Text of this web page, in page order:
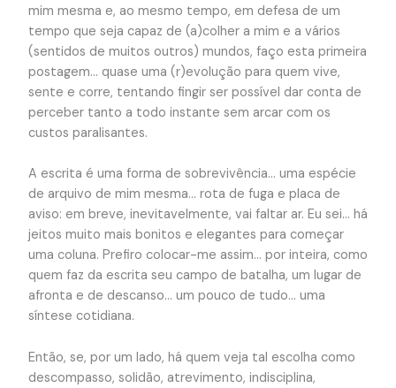
mim mesma e, ao mesmo tempo, em defesa de um
tempo que seja capaz de (a)colher a mim e a vários
(sentidos de muitos outros) mundos, faço esta primeira
postagem… quase uma (r)evolução para quem vive,
sente e corre, tentando fingir ser possível dar conta de
perceber tanto a todo instante sem arcar com os
custos paralisantes.
A escrita é uma forma de sobrevivência… uma espécie
de arquivo de mim mesma… rota de fuga e placa de
aviso: em breve, inevitavelmente, vai faltar ar. Eu sei… há
jeitos muito mais bonitos e elegantes para começar
uma coluna. Prefiro colocar-me assim… por inteira, como
quem faz da escrita seu campo de batalha, um lugar de
afronta e de descanso… um pouco de tudo… uma
síntese cotidiana.
Então, se, por um lado, há quem veja tal escolha como
descompasso, solidão, atrevimento, indisciplina,